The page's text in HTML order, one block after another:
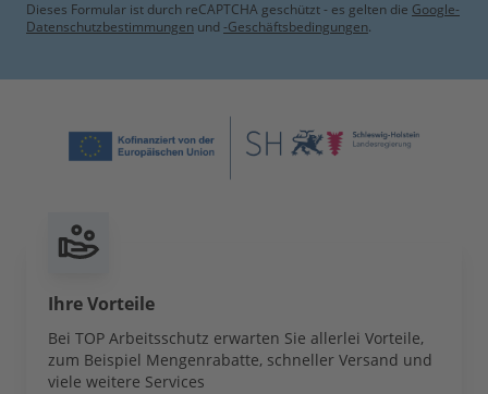
Dieses Formular ist durch reCAPTCHA geschützt - es gelten die Google-
Datenschutzbestimmungen und -Geschäftsbedingungen.
Ihre Vorteile
Bei TOP Arbeitsschutz erwarten Sie allerlei Vorteile,
zum Beispiel Mengenrabatte, schneller Versand und
viele weitere Services